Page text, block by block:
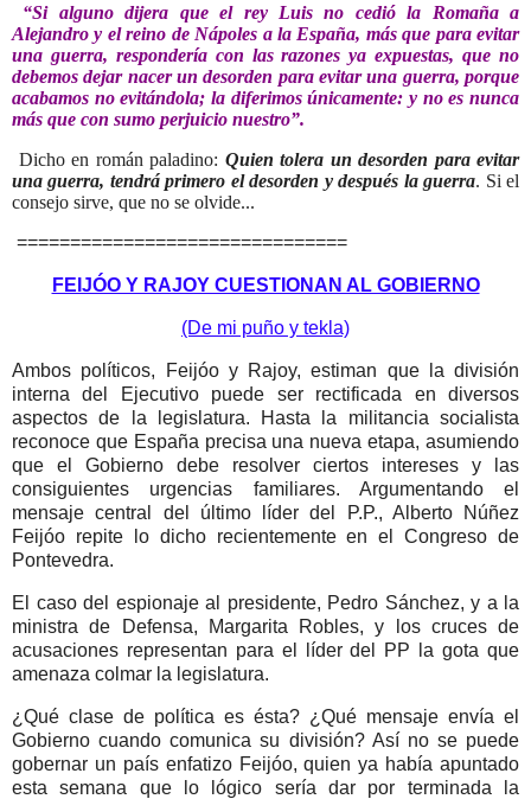
“Si alguno dijera que el rey Luis no cedió la Romaña a
Alejandro y el reino de Nápoles a la España, más que para evitar
una guerra, respondería con las razones ya expuestas, que no
debemos dejar nacer un desorden para evitar una guerra, porque
acabamos no evitándola; la diferimos únicamente: y no es nunca
más que con sumo perjuicio nuestro”.
Dicho en román paladino: Quien tolera un desorden para evitar
una guerra, tendrá primero el desorden y después la guerra. Si el
consejo sirve, que no se olvide...
===============================
FEIJÓO Y RAJOY CUESTIONAN AL GOBIERNO
(De mi puño y tekla)
Ambos políticos, Feijóo y Rajoy, estiman que la división
interna del Ejecutivo puede ser rectificada en diversos
aspectos de la legislatura. Hasta la militancia socialista
reconoce que España precisa una nueva etapa, asumiendo
que el Gobierno debe resolver ciertos intereses y las
consiguientes urgencias familiares. Argumentando el
mensaje central del último líder del P.P., Alberto Núñez
Feijóo repite lo dicho recientemente en el Congreso de
Pontevedra.
El caso del espionaje al presidente, Pedro Sánchez, y a la
ministra de Defensa, Margarita Robles, y los cruces de
acusaciones representan para el líder del PP la gota que
amenaza colmar la legislatura.
¿Qué clase de política es ésta? ¿Qué mensaje envía el
Gobierno cuando comunica su división? Así no se puede
gobernar un país enfatizo Feijóo, quien ya había apuntado
esta semana que lo lógico sería dar por terminada la